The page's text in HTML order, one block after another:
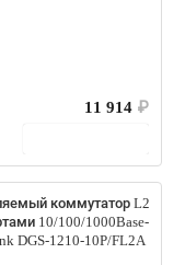
11 914 ₽
коммутатор L2
10/100/1000Base-
DGS-1210-10P/FL2A